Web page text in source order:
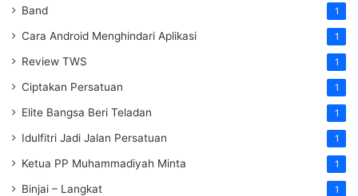
Band 1
Cara Android Menghindari Aplikasi 1
Review TWS 1
Ciptakan Persatuan 1
Elite Bangsa Beri Teladan 1
Idulfitri Jadi Jalan Persatuan 1
Ketua PP Muhammadiyah Minta 1
Binjai – Langkat 1